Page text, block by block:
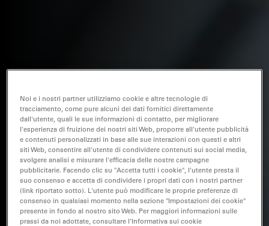
Noi e i nostri partner utilizziamo cookie e altre tecnologie di
tracciamento, come pure alcuni dei dati fornitici direttamente
dall'utente, quali le sue informazioni di contatto, per migliorare
l'esperienza di fruizione dei nostri siti Web, proporre all'utente pubblicità
e contenuti personalizzati in base alle sue interazioni con questi e altri
siti Web, consentire all'utente di condividere contenuti sui social media,
svolgere analisi e misurare l'efficacia delle nostre campagne
pubblicitarie. Facendo clic su "Accetta tutti i cookie", l'utente presta il
suo consenso e accetta di condividere i propri dati con i nostri partner
(link riportato sotto). L'utente può modificare le proprie preferenze di
consenso in qualsiasi momento nella sezione "Impostazioni dei cookie"
presente in fondo al nostro sito Web. Per maggiori informazioni sulle
prassi da noi adottate, consultare l'Informativa sui cookie